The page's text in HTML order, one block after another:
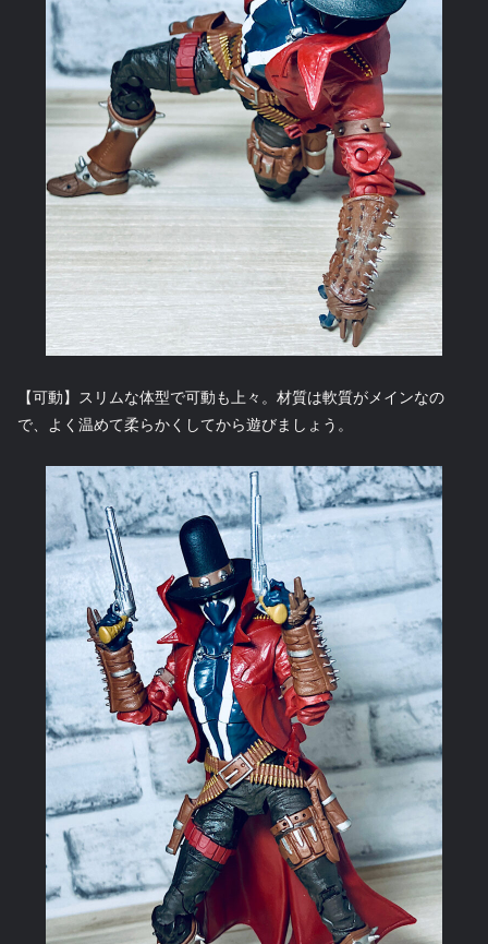
【可動】スリムな体型で可動も上々。材質は軟質がメインなの
で、よく温めて柔らかくしてから遊びましょう。